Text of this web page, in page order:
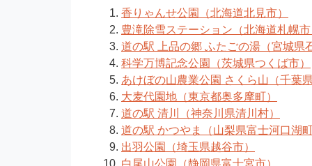
香りゃんせ公園（北海道北見市）
豊滝除雪ステーション（北海道札幌市
道の駅 上品の郷 ふたごの湯（宮城県
科学万博記念公園（茨城県つくば市）
あけぼの山農業公園 さくら山（千葉県
大麦代園地（東京都奥多摩町）
道の駅 清川（神奈川県清川村）
道の駅 かつやま（山梨県富士河口湖町
出羽公園（埼玉県越谷市）
白尾山公園（静岡県富士宮市）